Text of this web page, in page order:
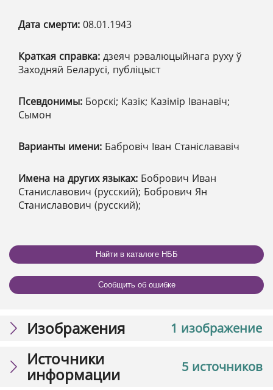
Дата смерти: 08.01.1943
Краткая справка: дзеяч рэвалюцыйнага руху ў
Заходняй Беларусі, публіцыст
Псевдонимы: Борскі; Казік; Казімір Іванавіч;
Сымон
Варианты имени: Бабровіч Іван Станіслававіч
Имена на других языках: Бобрович Иван
Станиславович (русский); Бобрович Ян
Станиславович (русский);
Найти в каталоге НББ
Сообщить об ошибке
1 изображение
Изображения
5 источников
Источники
информации